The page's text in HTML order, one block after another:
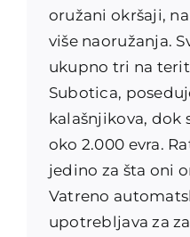
oružani okršaji,
više naoružanja.
ukupno tri na
Subotica,
kalašnjikova, dok
oko 2.000 evra.
jedino za šta oni
Vatreno
upotrebljava za